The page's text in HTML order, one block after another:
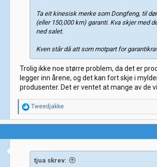
Ta eit kinesisk merke som Dongfeng, til
(eller 150,000 km) garanti. Kva skjer med
ned salet.
Kven står då att som motpart for
Trolig ikke noe større problem, da det er
legger inn årene, og det kan fort skje i
produsenter. Det er ventet at mange av de
R
e
a
s
o
Tweedjakke
tjua skrev: